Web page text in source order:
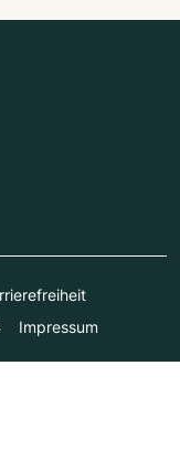
Impressum